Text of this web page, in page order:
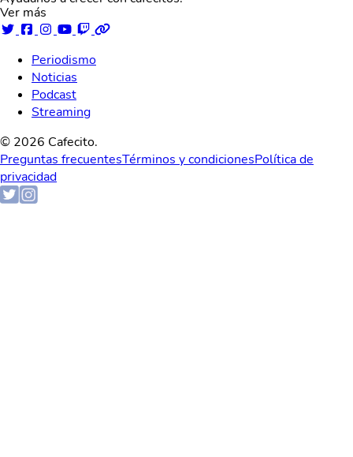
Ver más
Periodismo
Noticias
Podcast
Streaming
© 2026 Cafecito.
Preguntas frecuentesTérminos y condicionesPolítica de
privacidad